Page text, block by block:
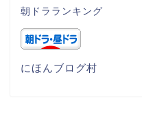
朝ドラランキング
にほんブログ村